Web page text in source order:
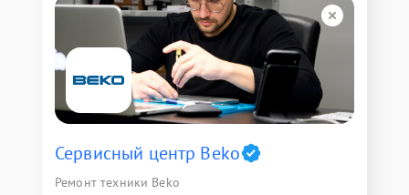
Сервисный центр Beko
Ремонт техники Beko